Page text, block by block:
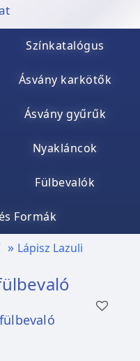
Színkatalógus
Ásvány karkötők
Ásvány gyűrűk
Nyakláncok
Fülbevalók
Formák
Lápisz Lazuli